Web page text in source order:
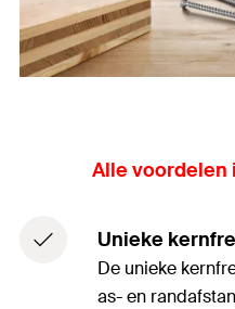
Alle voordelen
Unieke
De unieke
as- en